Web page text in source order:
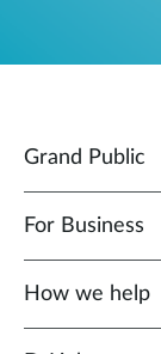
Grand Public
For Business
How we help